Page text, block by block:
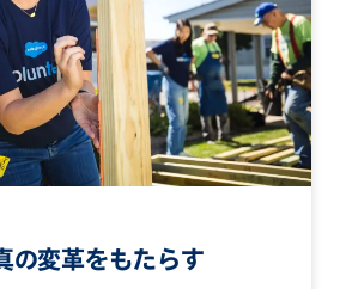
の変革をもたらす